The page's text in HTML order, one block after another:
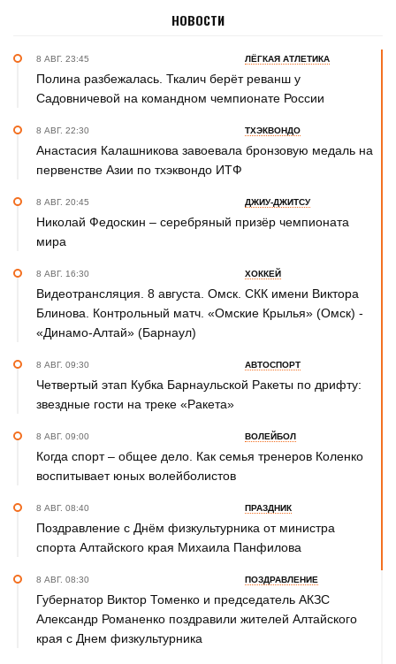
НОВОСТИ
8 АВГ. 23:45 ЛЁГКАЯ АТЛЕТИКА
Полина разбежалась. Ткалич берёт реванш у
Садовничевой на командном чемпионате России
8 АВГ. 22:30 ТХЭКВОНДО
Анастасия Калашникова завоевала бронзовую медаль на
первенстве Азии по тхэквондо ИТФ
8 АВГ. 20:45 ДЖИУ-ДЖИТСУ
Николай Федоскин – серебряный призёр чемпионата
мира
8 АВГ. 16:30 ХОККЕЙ
Видеотрансляция. 8 августа. Омск. СКК имени Виктора
Блинова. Контрольный матч. «Омские Крылья» (Омск) -
«Динамо-Алтай» (Барнаул)
8 АВГ. 09:30 АВТОСПОРТ
Четвертый этап Кубка Барнаульской Ракеты по дрифту:
звездные гости на треке «Ракета»
8 АВГ. 09:00 ВОЛЕЙБОЛ
Когда спорт – общее дело. Как семья тренеров Коленко
воспитывает юных волейболистов
8 АВГ. 08:40 ПРАЗДНИК
Поздравление с Днём физкультурника от министра
спорта Алтайского края Михаила Панфилова
8 АВГ. 08:30 ПОЗДРАВЛЕНИЕ
Губернатор Виктор Томенко и председатель АКЗС
Александр Романенко поздравили жителей Алтайского
края с Днем физкультурника